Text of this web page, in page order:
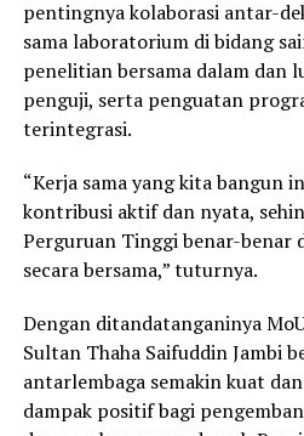
pentingnya kolaborasi antar-
sama laboratorium di bidang
penelitian bersama dalam dan
penguji, serta penguatan
terintegrasi.
“Kerja sama yang kita bangun
kontribusi aktif dan nyata,
Perguruan Tinggi benar-benar
secara bersama,” tuturnya.
Dengan ditandatanganinya
Sultan Thaha Saifuddin Jambi
antarlembaga semakin kuat
dampak positif bagi